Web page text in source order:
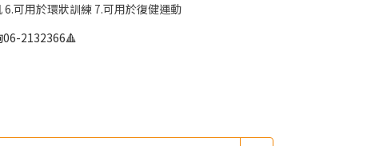
可用於環狀訓練 7.可用於復健運動
06-2132366🔺